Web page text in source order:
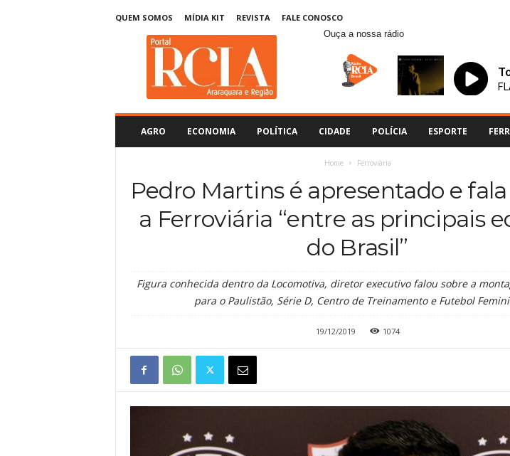
QUEM SOMOS MÍDIA KIT REVISTA
FALE CONOSCO
Ouça a nossa rádio
AGRO ECONOMIA POLÍTICA CIDADE POLÍCIA ESPORTE
Home Ferroviária
Pedro Martins é apresentado e
a Ferroviária “entre as principais
do Brasil”
Figura conhecida dentro da Locomotiva, diretor executivo falou sobre a
para o Paulistão, Série D, Centro de Treinamento e Futebol
19/12/2019 1074